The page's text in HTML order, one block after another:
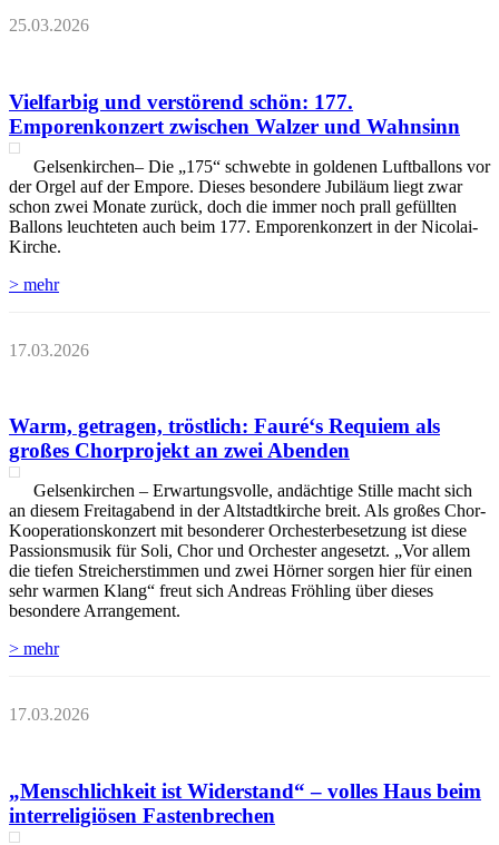
25.03.2026
Vielfarbig und verstörend schön: 177.
Emporenkonzert zwischen Walzer und Wahnsinn
Gelsenkirchen– Die „175“ schwebte in goldenen Luftballons vor
der Orgel auf der Empore. Dieses besondere Jubiläum liegt zwar
schon zwei Monate zurück, doch die immer noch prall gefüllten
Ballons leuchteten auch beim 177. Emporenkonzert in der Nicolai-
Kirche.
> mehr
17.03.2026
Warm, getragen, tröstlich: Fauré‘s Requiem als
großes Chorprojekt an zwei Abenden
Gelsenkirchen – Erwartungsvolle, andächtige Stille macht sich
an diesem Freitagabend in der Altstadtkirche breit. Als großes Chor-
Kooperationskonzert mit besonderer Orchesterbesetzung ist diese
Passionsmusik für Soli, Chor und Orchester angesetzt. „Vor allem
die tiefen Streicherstimmen und zwei Hörner sorgen hier für einen
sehr warmen Klang“ freut sich Andreas Fröhling über dieses
besondere Arrangement.
> mehr
17.03.2026
„Menschlichkeit ist Widerstand“ – volles Haus beim
interreligiösen Fastenbrechen